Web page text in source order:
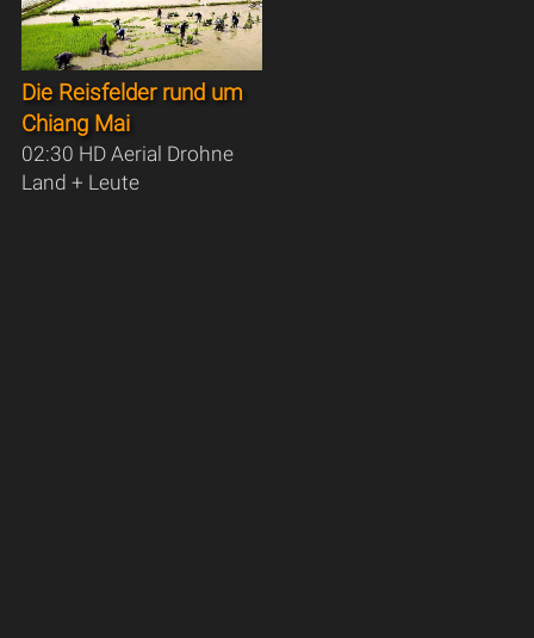
Die Reisfelder rund um
Chiang Mai
02:30 HD Aerial Drohne
Land + Leute